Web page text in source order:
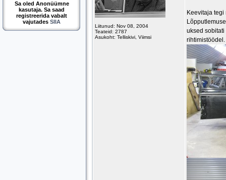
Sa oled Anonüümne
kasutaja. Sa saad
registreerida vabalt
vajutades SIIA
Liitunud: Nov 08, 2004
Teateid: 2787
Asukoht: Telliskivi, Viimsi
Keevitaja
uksed
rihtimistöödel.